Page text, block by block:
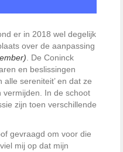
er in 2018 wel degelijk
over de aanpassing
. De Coninck
en beslissingen
sereniteit’ en dat ze
vermijden. In de schoot
zijn toen verschillende
gevraagd om voor die
mij op dat mijn